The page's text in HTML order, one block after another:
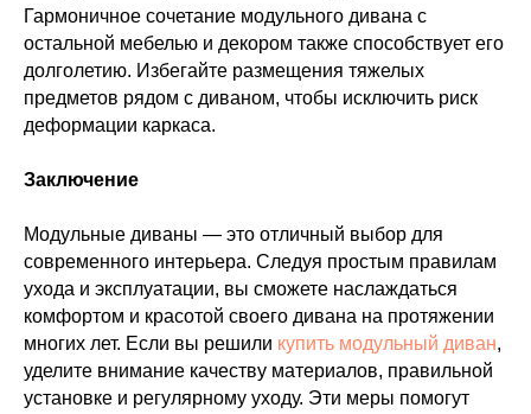
Гармоничное сочетание модульного дивана с
остальной мебелью и декором также способствует его
долголетию. Избегайте размещения тяжелых
предметов рядом с диваном, чтобы исключить риск
деформации каркаса.
Заключение
Модульные диваны — это отличный выбор для
современного интерьера. Следуя простым правилам
ухода и эксплуатации, вы сможете наслаждаться
комфортом и красотой своего дивана на протяжении
многих лет. Если вы решили купить модульный диван,
уделите внимание качеству материалов, правильной
установке и регулярному уходу. Эти меры помогут